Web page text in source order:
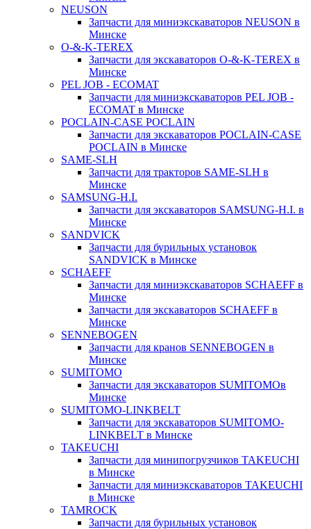
NEUSON
Запчасти для миниэкскаваторов NEUSON в
Минске
O-&-K-TEREX
Запчасти для экскаваторов O-&-K-TEREX в
Минске
PEL JOB - ECOMAT
Запчасти для миниэкскаваторов PEL JOB -
ECOMAT в Минске
POCLAIN-CASE POCLAIN
Запчасти для экскаваторов POCLAIN-CASE
POCLAIN в Минске
SAME-SLH
Запчасти для тракторов SAME-SLH в
Минске
SAMSUNG-H.I.
Запчасти для экскаваторов SAMSUNG-H.I. в
Минске
SANDVICK
Запчасти для бурильных установок
SANDVICK в Минске
SCHAEFF
Запчасти для миниэкскаваторов SCHAEFF в
Минске
Запчасти для экскаваторов SCHAEFF в
Минске
SENNEBOGEN
Запчасти для кранов SENNEBOGEN в
Минске
SUMITOMO
Запчасти для экскаваторов SUMITOMOв
Минске
SUMITOMO-LINKBELT
Запчасти для экскаваторов SUMITOMO-
LINKBELT в Минске
TAKEUCHI
Запчасти для минипогрузчиков TAKEUCHI
в Минске
Запчасти для миниэкскаваторов TAKEUCHI
в Минске
TAMROCK
Запчасти для бурильных установок